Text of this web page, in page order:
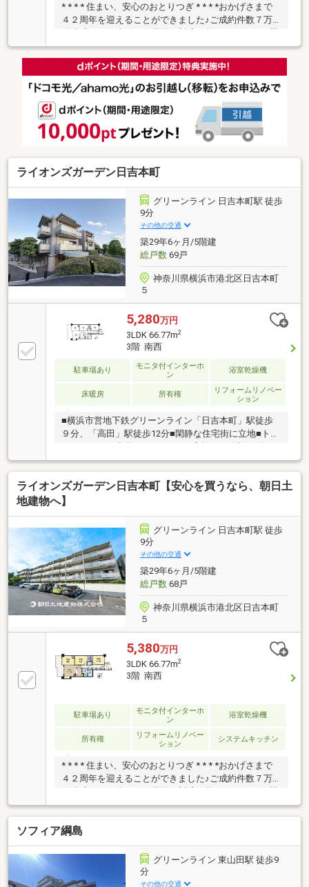
* * * * 住まい、安心のおとりつぎ * * * *おかげさまで
４２周年を迎えることができました♪ご成約件数７万
件達成！！☆当日のご見学も対応可能です！☆ＪＲ横
浜線「中山」駅徒歩１分！☆ご予約は『朝日土地建物
中山店』まで！朝日土地建物グループは地域密着を合
言葉に全１３店舗でその地域No.１を目指しておりま
す。広告掲載していない物件も多数ございます。色々
気・・？お家の買替えってどうするの・・？etc.まず
は何でもお気軽にご相談ください！有資格者が丁寧に
ご説明させていただきます！お問い合わせをお待ちし
ライオンズガーデン日吉本町
グリーンライン 日吉本町駅 徒歩
9分
その他の交通
築29年6ヶ月/5階建
総戸数69戸
神奈川県横浜市港北区日吉本町
５
5,280万円
3LDK 66.77m2
3階 南西
駐車場あり
モニタ付インターホ
ン
浴室乾燥機
床暖房 所有権
リフォームリノベー
ション
■横浜市営地下鉄グリーンライン「日吉本町」駅徒歩
９分、「高田」駅徒歩12分■閑静な住宅街に立地■トラ
む、人気の対面キッチン■食洗機、浴室乾燥機など充
実の設備■ペット飼育可能（細則あり）――リフォーム
内容――（2026年3月完了）・キッチン、給湯器、ユニ
ットバス、トイレ、洗面化粧台、建具交換・全室フロ
ロス貼替・リビング部分エコカラット使用 ほか※駐
車場（空有）月額7000円～10000円※駐輪場（空有）年
額6000円※バイク置場（空有）年額12000円～60000円
ライオンズガーデン日吉本町【安心を買うなら、朝日土
地建物へ】
グリーンライン 日吉本町駅 徒歩
9分
その他の交通
築29年6ヶ月/5階建
総戸数68戸
神奈川県横浜市港北区日吉本町
５
5,380万円
3LDK 66.77m2
3階 南西
駐車場あり
モニタ付インターホ
ン
浴室乾燥機
所有権
リフォームリノベー
ション
システムキッチン
* * * * 住まい、安心のおとりつぎ * * * *おかげさまで
４２周年を迎えることができました♪ご成約件数７万
浜線「中山」駅徒歩１分！☆ご予約は『朝日土地建物
中山店』まで！朝日土地建物グループは地域密着を合
言葉に全１３店舗でその地域No.１を目指しておりま
す。広告掲載していない物件も多数ございます。色々
廻ったけど良い物件が無いなぁ・・頭金無くても平
気・・？お家の買替えってどうするの・・？etc.まず
は何でもお気軽にご相談ください！有資格者が丁寧に
ソフィア綱島
グリーンライン 東山田駅 徒歩9
分
その他の交通